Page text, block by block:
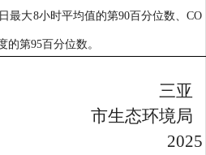
最大8小时平均值的第90百分位数、 CO
的第95百分位数。
三亚
市生态环境局
2025